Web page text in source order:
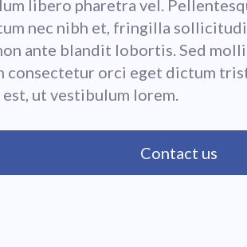
libero pharetra vel.
nec nibh et, fringilla
ante blandit lobortis. Sed
consectetur orci eget dictum
est, ut vestibulum lorem.
Contact us